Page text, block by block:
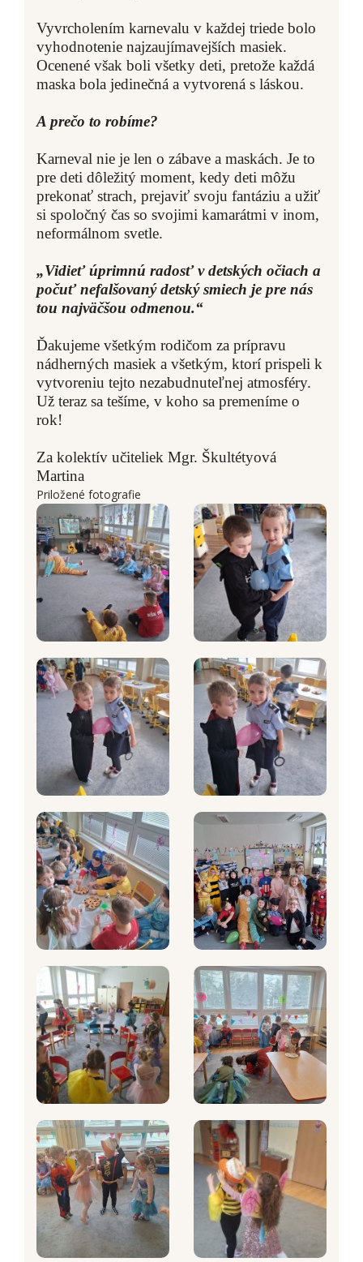
Vyvrcholením karnevalu v každej triede bolo
vyhodnotenie najzaujímavejších masiek.
Ocenené však boli všetky deti, pretože každá
maska bola jedinečná a vytvorená s láskou.
A prečo to robíme?
Karneval nie je len o zábave a maskách. Je to
pre deti dôležitý moment, kedy deti môžu
prekonať strach, prejaviť svoju fantáziu a užiť
si spoločný čas so svojimi kamarátmi v inom,
neformálnom svetle.
„Vidieť úprimnú radosť v detských očiach a
počuť nefalšovaný detský smiech je pre nás
tou najväčšou odmenou.“
Ďakujeme všetkým rodičom za prípravu
nádherných masiek a všetkým, ktorí prispeli k
vytvoreniu tejto nezabudnuteľnej atmosféry.
Už teraz sa tešíme, v koho sa premeníme o
rok!
Za kolektív učiteliek Mgr. Škultétyová
Martina
Priložené fotografie